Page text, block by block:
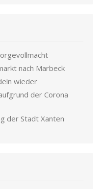
nach Marbeck
wieder
der Corona
der Stadt Xanten